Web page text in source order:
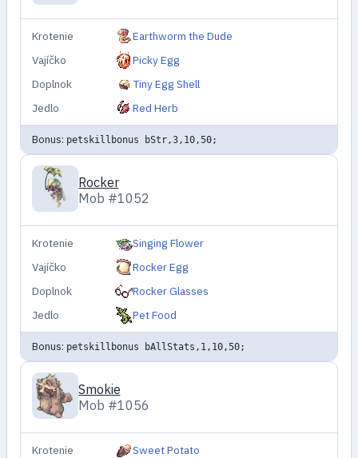
Krotenie
Earthworm the Dude
Vajíčko
Picky Egg
Doplnok
Tiny Egg Shell
Jedlo
Red Herb
Bonus: petskillbonus bStr,3,10,50;
Rocker
Mob #1052
Krotenie
Singing Flower
Vajíčko
Rocker Egg
Doplnok
Rocker Glasses
Jedlo
Pet Food
Bonus: petskillbonus bAllStats,1,10,50;
Smokie
Mob #1056
Krotenie
Sweet Potato